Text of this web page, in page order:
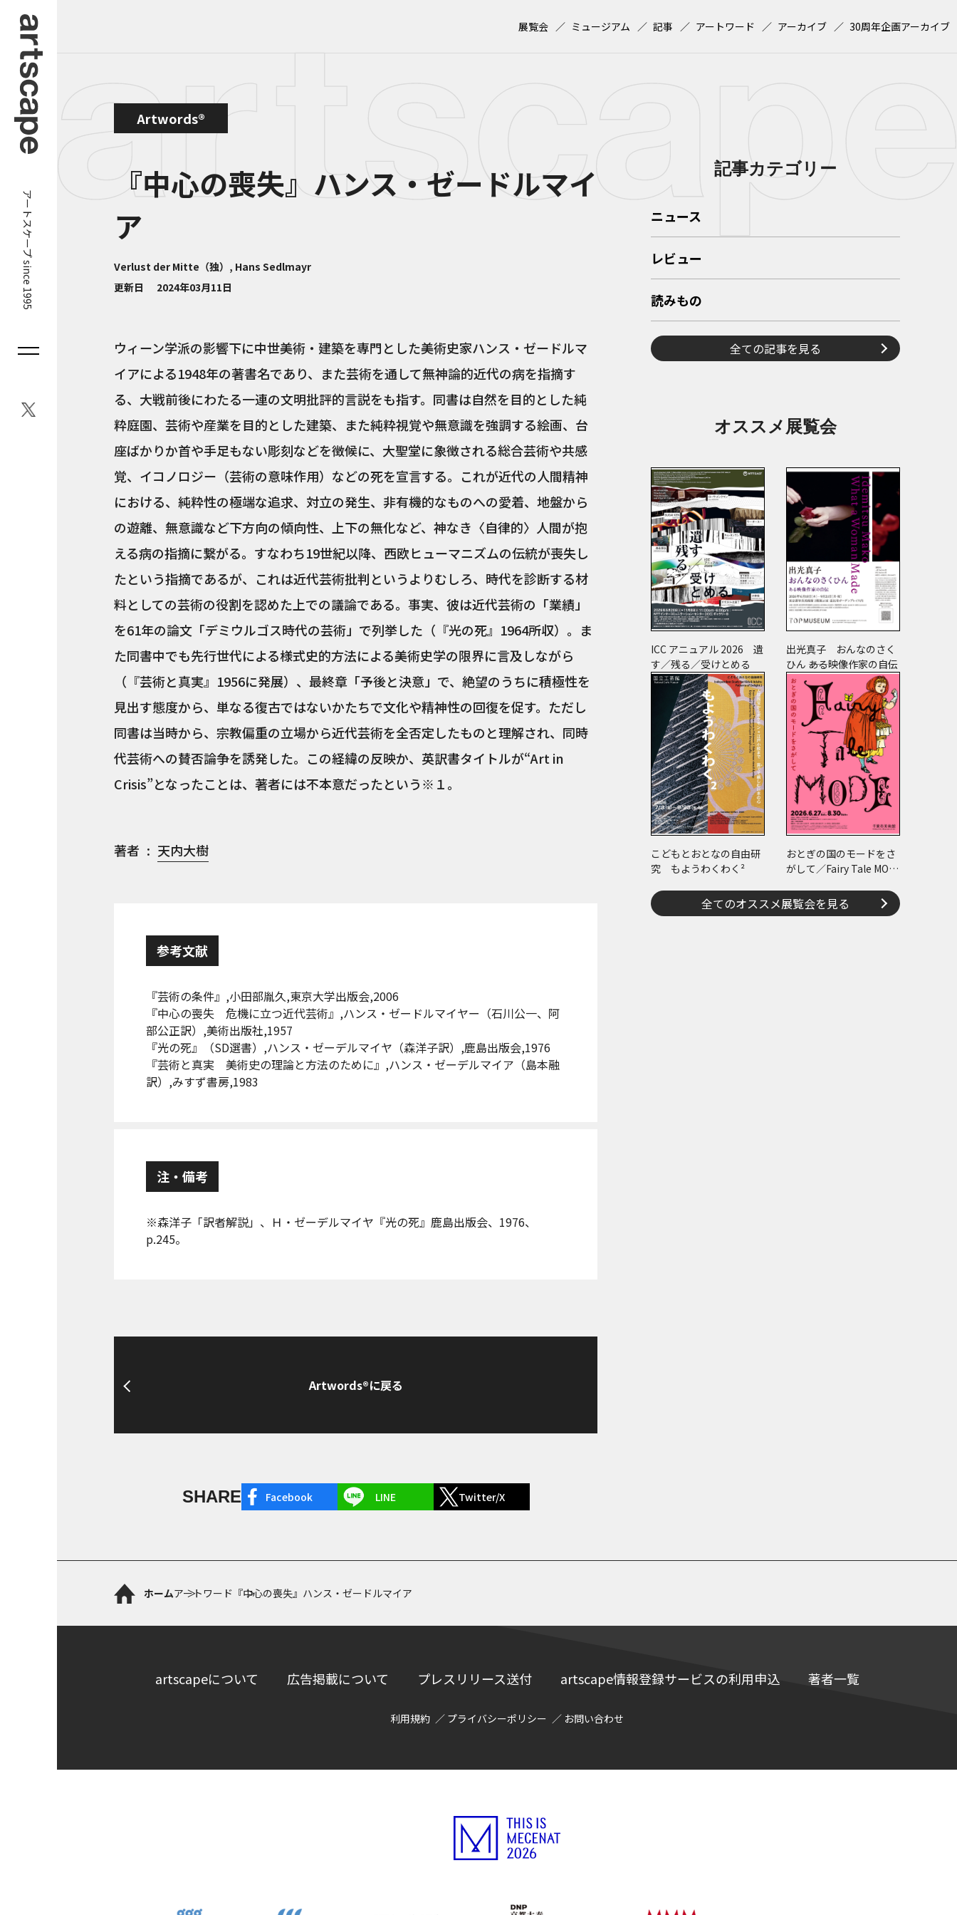
アートスケープ since 1995
展覧会 ミュージアム 記事 アートワード アーカイブ 30周年企画アーカイブ
Artwords®
『中心の喪失』ハンス・ゼードルマイ
ア
Verlust der Mitte（独）, Hans Sedlmayr
更新日
2024年03月11日
ウィーン学派の影響下に中世美術・建築を専門とした美術史家ハンス・ゼードルマ
イアによる1948年の著書名であり、また芸術を通して無神論的近代の病を指摘す
る、大戦前後にわたる一連の文明批評的言説をも指す。同書は自然を目的とした純
粋庭園、芸術や産業を目的とした建築、また純粋視覚や無意識を強調する絵画、台
座ばかりか首や手足もない彫刻などを徴候に、大聖堂に象徴される総合芸術や共感
覚、イコノロジー（芸術の意味作用）などの死を宣言する。これが近代の人間精神
における、純粋性の極端な追求、対立の発生、非有機的なものへの愛着、地盤から
の遊離、無意識など下方向の傾向性、上下の無化など、神なき〈自律的〉人間が抱
える病の指摘に繋がる。すなわち19世紀以降、西欧ヒューマニズムの伝統が喪失し
たという指摘であるが、これは近代芸術批判というよりむしろ、時代を診断する材
料としての芸術の役割を認めた上での議論である。事実、彼は近代芸術の「業績」
を61年の論文「デミウルゴス時代の芸術」で列挙した（『光の死』1964所収）。ま
た同書中でも先行世代による様式史的方法による美術史学の限界に言及しながら
（『芸術と真実』1956に発展）、最終章「予後と決意」で、絶望のうちに積極性を
見出す態度から、単なる復古ではないかたちで文化や精神性の回復を促す。ただし
同書は当時から、宗教偏重の立場から近代芸術を全否定したものと理解され、同時
代芸術への賛否論争を誘発した。この経緯の反映か、英訳書タイトルが“Art in
Crisis”となったことは、著者には不本意だったという※１。
著者 天内大樹
参考文献
『芸術の条件』,小田部胤久,東京大学出版会,2006
『中心の喪失 危機に立つ近代芸術』,ハンス・ゼードルマイヤー（石川公一、阿
部公正訳）,美術出版社,1957
『光の死』（SD選書）,ハンス・ゼーデルマイヤ（森洋子訳）,鹿島出版会,1976
『芸術と真実 美術史の理論と方法のために』,ハンス・ゼーデルマイア（島本融
訳）,みすず書房,1983
注・備考
※森洋子「訳者解説」、Ｈ・ゼーデルマイヤ『光の死』鹿島出版会、1976、
p.245。
Artwords®に戻る
SHARE Facebook LINE Twitter/X
記事カテゴリー
ニュース
レビュー
読みもの
全ての記事を見る
オススメ展覧会
ICC アニュアル 2026 遺
す／残る／受けとめる
出光真子 おんなのさく
ひん ――ある映像作家の自伝
こどもとおとなの自由研
究 もようわくわく²
おとぎの国のモードをさ
がして／Fairy Tale MOD
全てのオススメ展覧会を見る
ホームアートワード 『中心の喪失』ハンス・ゼードルマイア
artscapeについて 広告掲載について プレスリリース送付 artscape情報登録サービスの利用申込 著者一覧
利用規約 プライバシーポリシー お問い合わせ